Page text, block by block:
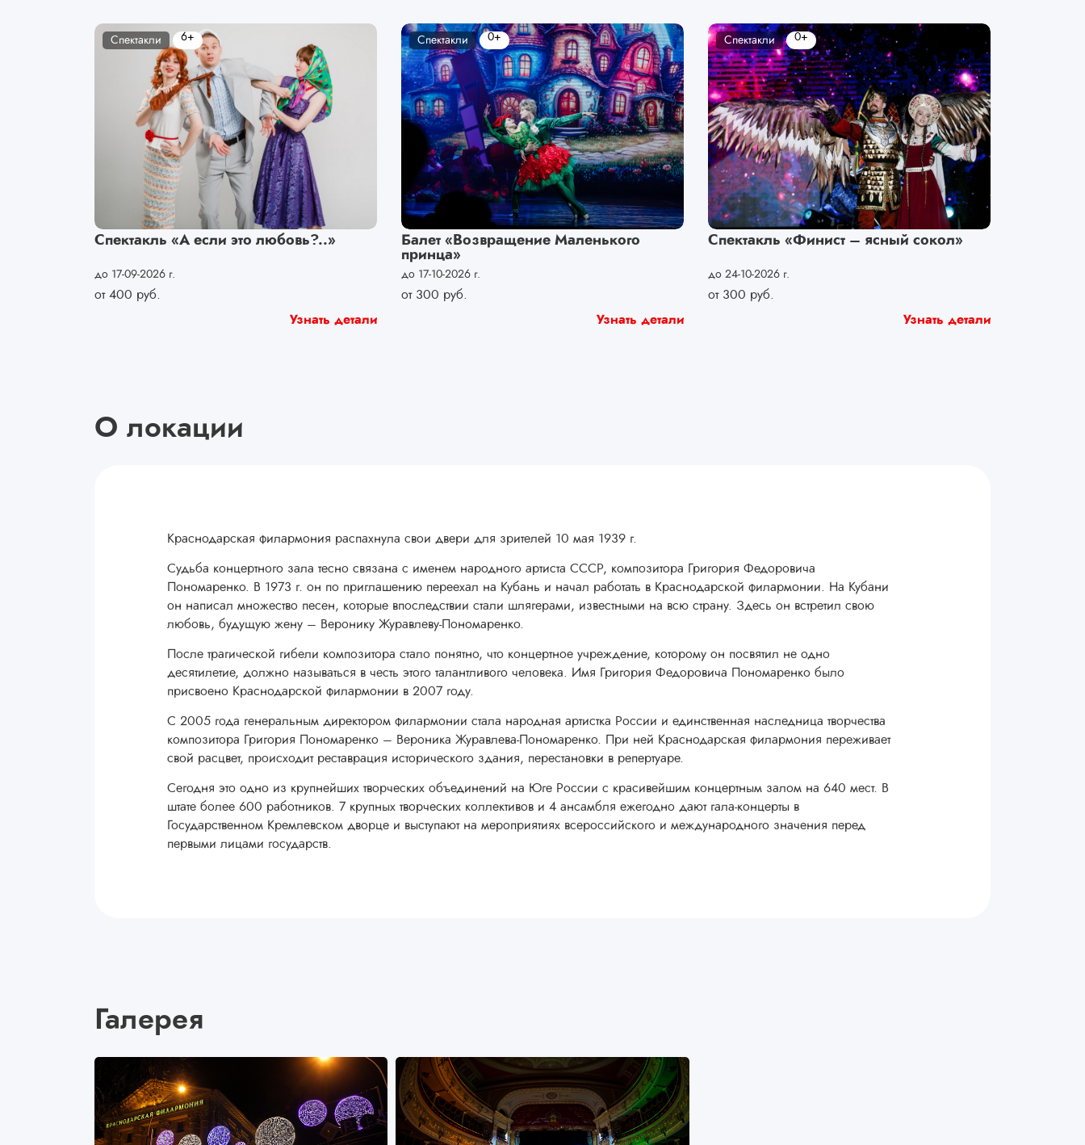
Спектакль «А если это любовь?..»
до 17-09-2026 г.
от 400 руб.
Спектакли 6+
Узнать детали
Балет «Возвращение Маленького
принца»
до 17-10-2026 г.
от 300 руб.
Спектакли 0+
Узнать детали
Спектакль «Финист – ясный сокол»
до 24-10-2026 г.
от 300 руб.
Спектакли 0+
Узнать детали
О локации
Краснодарская филармония распахнула свои двери для зрителей 10 мая 1939 г.
Судьба концертного зала тесно связана с именем народного артиста СССР, композитора Григория Федоровича
Пономаренко. В 1973 г. он по приглашению переехал на Кубань и начал работать в Краснодарской филармонии. На Кубани
он написал множество песен, которые впоследствии стали шлягерами, известными на всю страну. Здесь он встретил свою
любовь, будущую жену – Веронику Журавлеву-Пономаренко.
После трагической гибели композитора стало понятно, что концертное учреждение, которому он посвятил не одно
десятилетие, должно называться в честь этого талантливого человека. Имя Григория Федоровича Пономаренко было
присвоено Краснодарской филармонии в 2007 году.
C 2005 года генеральным директором филармонии стала народная артистка России и единственная наследница творчества
композитора Григория Пономаренко – Вероника Журавлева-Пономаренко. При ней Краснодарская филармония переживает
свой расцвет, происходит реставрация исторического здания, перестановки в репертуаре.
Сегодня это одно из крупнейших творческих объединений на Юге России с красивейшим концертным залом на 640 мест. В
штате более 600 работников. 7 крупных творческих коллективов и 4 ансамбля ежегодно дают гала-концерты в
Государственном Кремлевском дворце и выступают на мероприятиях всероссийского и международного значения перед
первыми лицами государств.
Галерея